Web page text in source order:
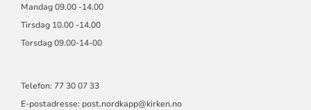
Mandag 09.00 -14.00
Tirsdag 10.00 -14.00
Torsdag 09.00-14-00
Telefon: 77 30 07 33
E-postadresse: post.nordkapp@kirken.no